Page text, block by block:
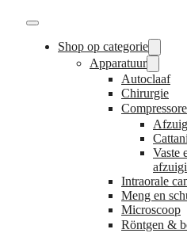
Shop op categorie
Apparatuur
Autoclaaf
Chirurgie
Vaste
Intraorale
Meng en
Microscoop
Röntgen &